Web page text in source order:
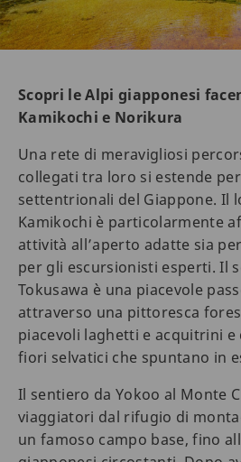
Scopri le Alpi giapponesi
Kamikochi e Norikura
Una rete di meravigliosi
collegati tra loro si estende
settentrionali del Giappone. Il
Kamikochi è particolarmente
attività all’aperto adatte sia
per gli escursionisti esperti. Il
Tokusawa è una piacevole
attraverso una pittoresca
piacevoli laghetti e acquitrini e
fiori selvatici che spuntano in
Il sentiero da Yokoo al Monte
viaggiatori dal rifugio di
un famoso campo base, fino